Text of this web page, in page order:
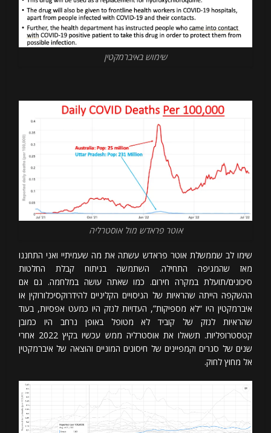
שימוש באיברמקטין
אוטר פראדש מול אוסטרליה
שימו לב שממשלת אוטר פראדש עשתה את מה שעמיתיי ואני התחננו
מאז שהמגיפה התחילה. השתמשה בניתוח קבלת החלטות
סיכונים/תועלת במקרה חירום. כמו שאתה עושה במלחמה. גם אם
ההשקפה הייתה שהראיות של הניסויים הקליניים להידרוקסיכלורוקין או
איברמקטין היו “לא מספיקות”, העדויות לנזק היו כמעט אפסיות, בעוד
שהראיות לנזק של קוביד לא מטופל באופן נרחב היו כמובן
קטסטרופליות. תשאלו את אוסטרליה ממש עכשיו בקיץ 2022 אחרי
שנים של סגרים וקמפיינים של חיסונים המוניים והוצאה של איברמקטין
אל מחוץ לחוק.